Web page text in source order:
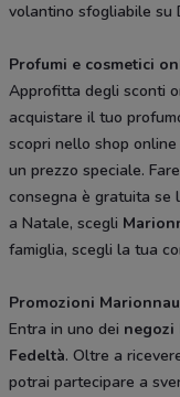
volantino sfogliabile su
Profumi e cosmetici
Approfitta degli sconti
acquistare il tuo
scopri nello shop online
un prezzo speciale.
consegna è gratuita se
a Natale, scegli
famiglia, scegli la tua
Promozioni
Entra in uno dei negozi
Fedeltà. Oltre a
potrai partecipare a